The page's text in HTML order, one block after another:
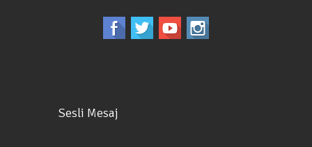
Sesli Mesaj